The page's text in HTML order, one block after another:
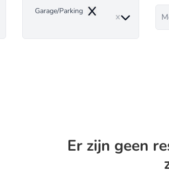
Garage/Parking Remove
Er zijn geen